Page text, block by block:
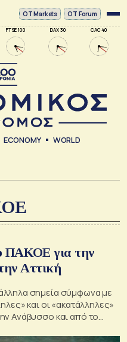
FTSE 100 DAX 30 CAC 40
ΟΤ Markets OT Forum
ECONOMY WORLD
ΠΑΚΟΕ για την
Αττική
σημεία σύμφωνα με
και οι «ακατάλληλες»
Ανάβυσσο και από το